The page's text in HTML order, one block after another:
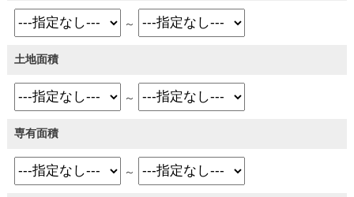
～
土地面積
～
専有面積
～